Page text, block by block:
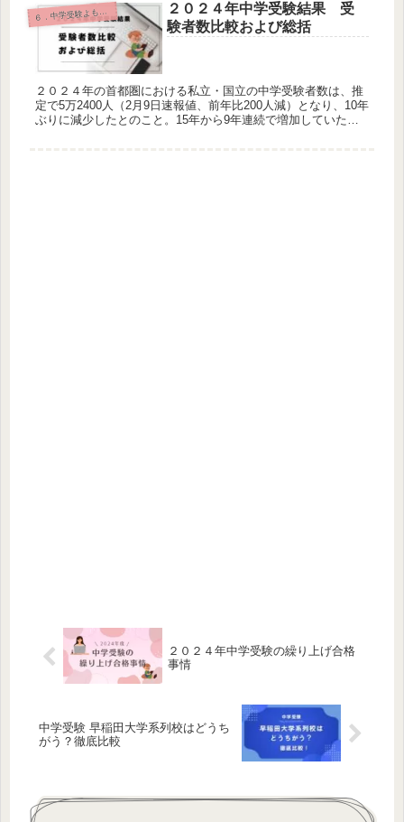
６
．中学受験よもやま話
２０２４年中学受験結果 受
験者数比較および総括
２０２４年の首都圏における私立・国立の中学受験者数は、推
定で5万2400人（2月9日速報値、前年比200人減）となり、10年
ぶりに減少したとのこと。15年から9年連続で増加していた受
２０２４年中学受験の繰り上げ合格
事情
中学受験 早稲田大学系列校はどうち
がう？徹底比較